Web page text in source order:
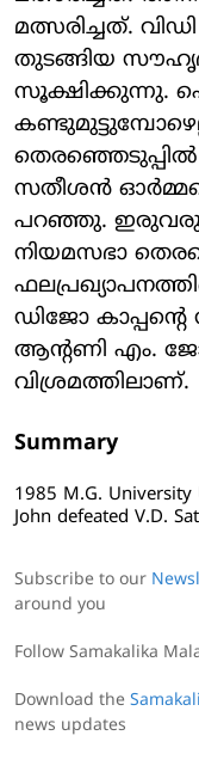
മത്സരിച്ചത്.
തുടങ്ങിയ
സൂക്ഷിക്കുന്നു.
തെരഞ്ഞെടുപ്പില്‍
സതീശന്‍
പറഞ്ഞു.
നിയമസഭാ
ഡിജോ കാപ്പന്റെ
ആന്റണി എം.
വിശ്രമത്തിലാണ്.
Summary
1985 M.G.
John defeated V.D.
Subscribe to our
around you
Follow Samakalika
Download the
news updates